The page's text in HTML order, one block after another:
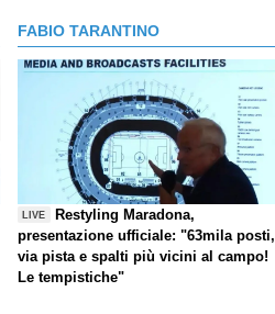
FABIO TARANTINO
LIVE
Restyling Maradona,
presentazione ufficiale: "63mila posti,
via pista e spalti più vicini al campo!
Le tempistiche"